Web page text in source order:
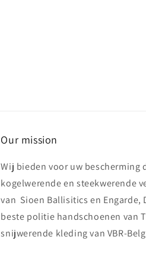
Our mission
Wij bieden voor uw bescherming
kogelwerende en steekwerende
van Sioen Ballisitics en Engarde,
beste politie handschoenen van
snijwerende kleding van VBR-